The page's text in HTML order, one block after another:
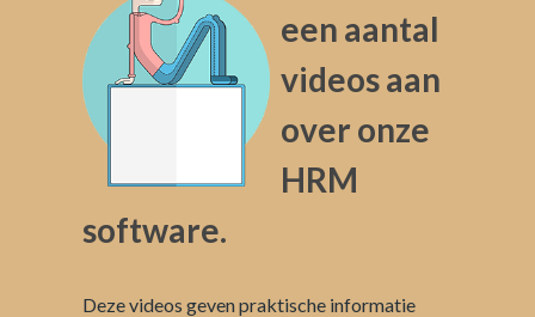
een aantal
videos aan
over onze
HRM
software.
Deze videos geven praktische informatie